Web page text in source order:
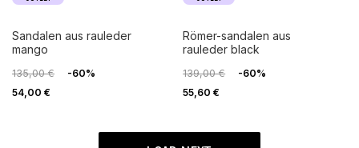
sandalen aus rauleder
mango
135,00 €
-60%
54,00 €
römer-sandalen aus
rauleder black
139,00 €
-60%
55,60 €